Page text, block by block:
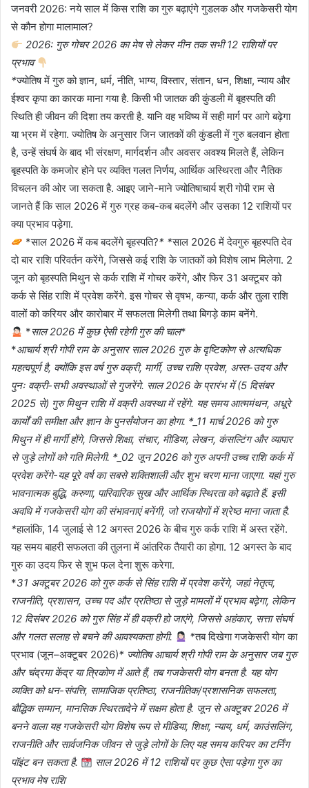
जनवरी 2026: नये साल में किस राशि का गुरु बढ़ाएंगे गुडलक और गजकेसरी योग
से कौन होगा मालामाल?
2026: गुरु गोचर 2026 का मेष से लेकर मीन तक सभी 12 राशियों पर
प्रभाव
*ज्योतिष में गुरु को ज्ञान, धर्म, नीति, भाग्य, विस्तार, संतान, धन, शिक्षा, न्याय और
ईश्वर कृपा का कारक माना गया है. किसी भी जातक की कुंडली में बृहस्पति की
स्थिति ही जीवन की दिशा तय करती है. यानि वह भविष्य में सही मार्ग पर आगे बढ़ेगा
या भ्रम में रहेगा. ज्योतिष के अनुसार जिन जातकों की कुंडली में गुरु बलवान होता
है, उन्हें संघर्ष के बाद भी संरक्षण, मार्गदर्शन और अवसर अवश्य मिलते हैं, लेकिन
बृहस्पति के कमजोर होने पर व्यक्ति गलत निर्णय, आर्थिक अस्थिरता और नैतिक
विचलन की ओर जा सकता है. आइए जाने-माने ज्योतिषाचार्य श्री गोपी राम से
जानते हैं कि साल 2026 में गुरु ग्रह कब-कब बदलेंगे और उसका 12 राशियों पर
क्या प्रभाव पड़ेगा.
*साल 2026 में कब बदलेंगे बृहस्पति?* *साल 2026 में देवगुरु बृहस्पति देव
दो बार राशि परिवर्तन करेंगे, जिससे कई राशि के जातकों को विशेष लाभ मिलेगा. 2
जून को बृहस्पति मिथुन से कर्क राशि में गोचर करेंगे, और फिर 31 अक्टूबर को
कर्क से सिंह राशि में प्रवेश करेंगे. इस गोचर से वृषभ, कन्या, कर्क और तुला राशि
वालों को करियर और कारोबार में सफलता मिलेगी तथा बिगड़े काम बनेंगे.
*साल 2026 में कुछ ऐसी रहेगी गुरु की चाल*
*आचार्य श्री गोपी राम के अनुसार साल 2026 गुरु के दृष्टिकोण से अत्यधिक
महत्वपूर्ण है, क्योंकि इस वर्ष गुरु वक्री, मार्गी, उच्च राशि प्रवेश, अस्त-उदय और
पुनः वक्री-सभी अवस्थाओं से गुजरेंगे. साल 2026 के प्रारंभ में (5 दिसंबर
2025 से) गुरु मिथुन राशि में वक्री अवस्था में रहेंगे. यह समय आत्ममंथन, अधूरे
कार्यों की समीक्षा और ज्ञान के पुनर्संयोजन का होगा. *_11 मार्च 2026 को गुरु
मिथुन में ही मार्गी होंगे, जिससे शिक्षा, संचार, मीडिया, लेखन, कंसल्टिंग और व्यापार
से जुड़े लोगों को गति मिलेगी. *_02 जून 2026 को गुरु अपनी उच्च राशि कर्क में
प्रवेश करेंगे-यह पूरे वर्ष का सबसे शक्तिशाली और शुभ चरण माना जाएगा. यहां गुरु
भावनात्मक बुद्धि, करुणा, पारिवारिक सुख और आर्थिक स्थिरता को बढ़ाते हैं. इसी
अवधि में गजकेसरी योग की संभावनाएं बनेंगी, जो राजयोगों में श्रेष्ठ माना जाता है.
*हालांकि, 14 जुलाई से 12 अगस्त 2026 के बीच गुरु कर्क राशि में अस्त रहेंगे.
यह समय बाहरी सफलता की तुलना में आंतरिक तैयारी का होगा. 12 अगस्त के बाद
गुरु का उदय फिर से शुभ फल देना शुरू करेगा.
*31 अक्टूबर 2026 को गुरु कर्क से सिंह राशि में प्रवेश करेंगे, जहां नेतृत्व,
राजनीति, प्रशासन, उच्च पद और प्रतिष्ठा से जुड़े मामलों में प्रभाव बढ़ेगा, लेकिन
12 दिसंबर 2026 को गुरु सिंह में ही वक्री हो जाएंगे, जिससे अहंकार, सत्ता संघर्ष
और गलत सलाह से बचने की आवश्यकता होगी.
*तब दिखेगा गजकेसरी योग का
प्रभाव (जून–अक्टूबर 2026)* ज्योतिष आचार्य श्री गोपी राम के अनुसार जब गुरु
और चंद्रमा केंद्र या त्रिकोण में आते हैं, तब गजकेसरी योग बनता है. यह योग
व्यक्ति को धन-संपत्ति, सामाजिक प्रतिष्ठा, राजनीतिक/प्रशासनिक सफलता,
बौद्धिक सम्मान, मानसिक स्थिरतादेने में सक्षम होता है. जून से अक्टूबर 2026 में
बनने वाला यह गजकेसरी योग विशेष रूप से मीडिया, शिक्षा, न्याय, धर्म, काउंसलिंग,
राजनीति और सार्वजनिक जीवन से जुड़े लोगों के लिए यह समय करियर का टर्निंग
पॉइंट बन सकता है.
साल 2026 में 12 राशियों पर कुछ ऐसा पड़ेगा गुरु का
प्रभाव मेष राशि